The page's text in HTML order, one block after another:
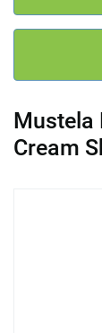
Mustela
Cream